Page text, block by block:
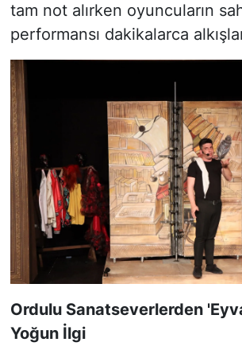
tam not alırken oyuncuların
performansı dakikalarca
Ordulu Sanatseverlerden
Yoğun İlgi